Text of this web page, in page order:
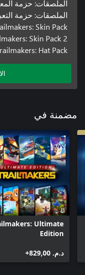
الملصقات: حزمة
الملصقات: حزمة
Skin Pack
Skin Pack 2
Hat Pack
مضمنة في
Ultimate
Edition
د.م.‏ 829,00+